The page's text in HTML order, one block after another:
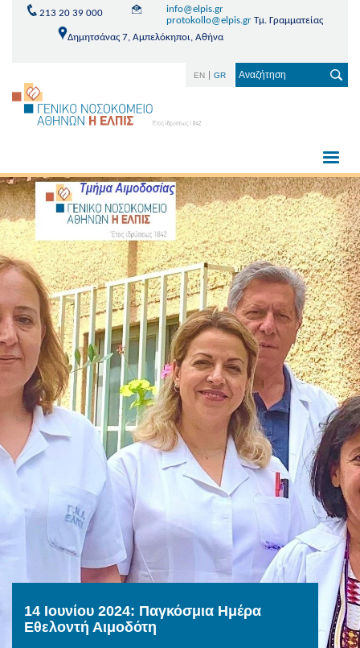
213 20 39 000
info@elpis.gr
protokollo@elpis.grΤμ. Γραμματείας
Δημητσάνας 7, Αμπελόκηποι, Αθήνα
EN GR
14 Ιουνίου 2024: Παγκόσμια Ημέρα
Εθελοντή Αιμοδότη